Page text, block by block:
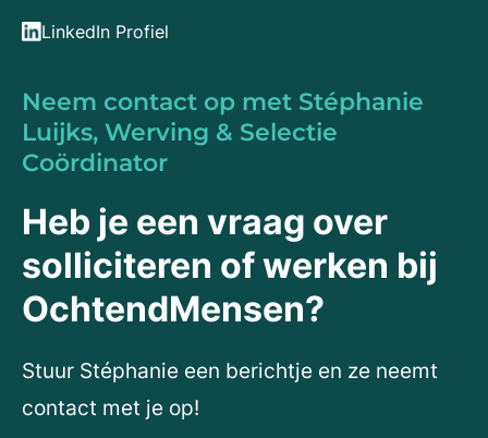
LinkedIn Profiel
Neem contact op met Stéphanie
Luijks, Werving & Selectie
Coördinator
Heb je een vraag over
solliciteren of werken bij
OchtendMensen?
Stuur Stéphanie een berichtje en ze neemt
contact met je op!